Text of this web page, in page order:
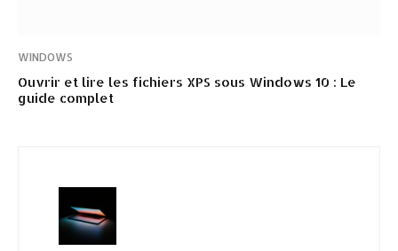
WINDOWS
Ouvrir et lire les fichiers XPS sous Windows 10 : Le
guide complet